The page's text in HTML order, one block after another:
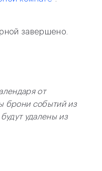
завершено.
от
брони событий из
удалены из